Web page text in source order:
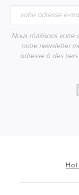
Nous n'utilisons
notre newsletter
adresse à des